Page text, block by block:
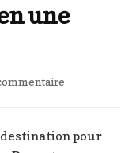
une
une
destination pour